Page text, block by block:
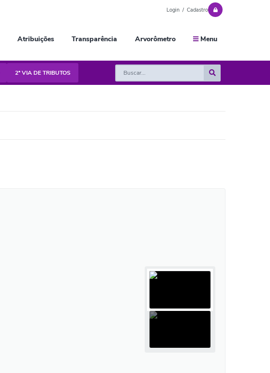
Login / Cadastro
Atribuições Transparência Arvorômetro Menu
2ª VIA DE TRIBUTOS